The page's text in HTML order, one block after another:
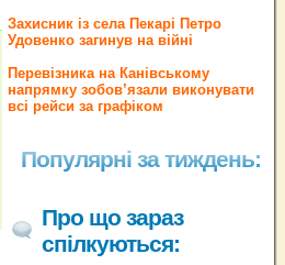
Захисник із села Пекарі Петро
Удовенко загинув на війні
Перевізника на Канівському
напрямку зобов’язали виконувати
всі рейси за графіком
Популярні за тиждень:
Про що зараз
спілкуються: